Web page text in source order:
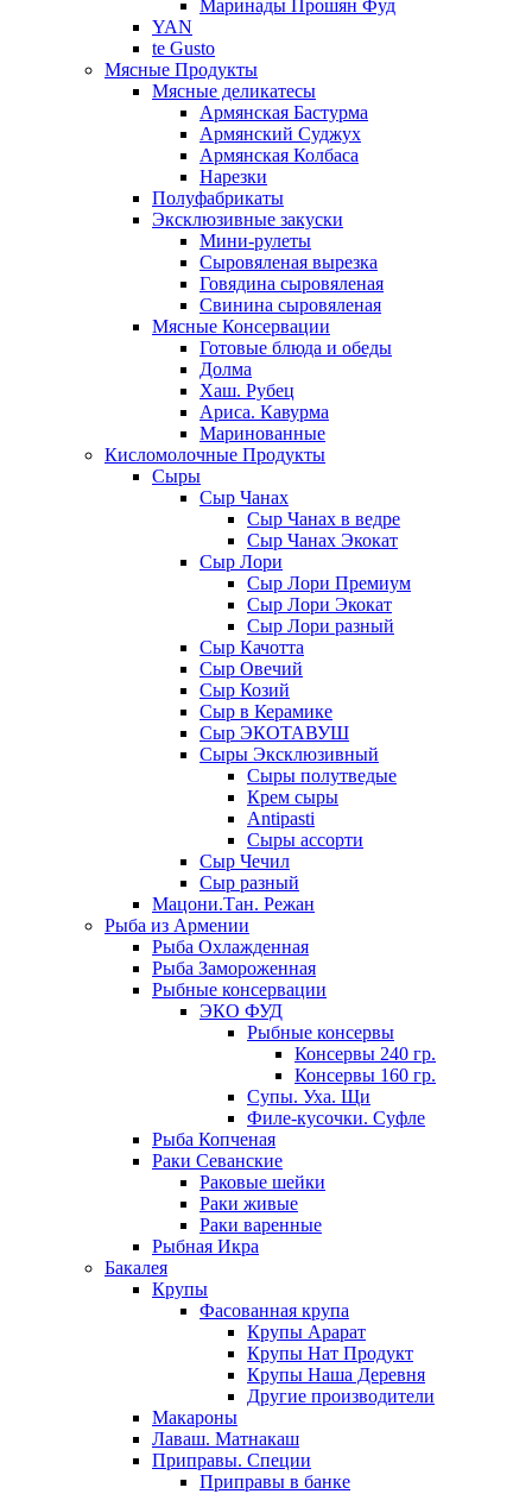
Маринады Прошян Фуд
YAN
te Gusto
Мясные Продукты
Мясные деликатесы
Армянская Бастурма
Армянский Суджух
Армянская Колбаса
Нарезки
Полуфабрикаты
Эксклюзивные закуски
Мини-рулеты
Сыровяленая вырезка
Говядина сыровяленая
Свинина сыровяленая
Мясные Консервации
Готовые блюда и обеды
Долма
Хаш. Рубец
Ариса. Кавурма
Маринованные
Кисломолочные Продукты
Сыры
Сыр Чанах
Сыр Чанах в ведре
Сыр Чанах Экокат
Сыр Лори
Сыр Лори Премиум
Сыр Лори Экокат
Сыр Лори разный
Сыр Качотта
Сыр Овечий
Сыр Козий
Сыр в Керамике
Сыр ЭКОТАВУШ
Сыры Эксклюзивный
Сыры полутведые
Крем сыры
Antipasti
Сыры ассорти
Сыр Чечил
Сыр разный
Мацони.Тан. Режан
Рыба из Армении
Рыба Охлажденная
Рыба Замороженная
Рыбные консервации
ЭКО ФУД
Рыбные консервы
Консервы 240 гр.
Консервы 160 гр.
Супы. Уха. Щи
Филе-кусочки. Суфле
Рыба Копченая
Раки Севанские
Раковые шейки
Раки живые
Раки варенные
Рыбная Икра
Бакалея
Крупы
Фасованная крупа
Крупы Арарат
Крупы Нат Продукт
Крупы Наша Деревня
Другие производители
Макароны
Лаваш. Матнакаш
Приправы. Специи
Приправы в банке